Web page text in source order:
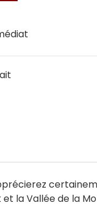
la Vallée de la